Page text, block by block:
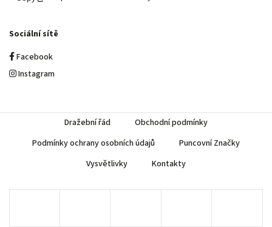
Sociální sítě
Facebook
Instagram
Dražební řád
Obchodní podmínky
Podmínky ochrany osobních údajů
Puncovní Značky
Vysvětlivky
Kontakty